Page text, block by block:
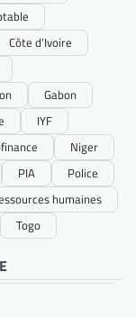
Côte d’Ivoire
Gabon
IYF
Niger
PIA
Police
humaines
Togo